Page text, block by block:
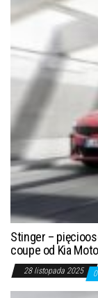
Stinger –
coupe od Kia
28 listopada 2025 0